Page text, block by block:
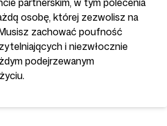
osobę, której zezwolisz na
zachować poufność
i niezwłocznie
podejrzewanym